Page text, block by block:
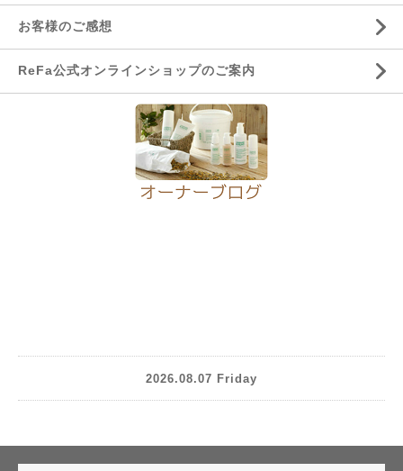
お客様のご感想
ReFa公式オンラインショップのご案内
2026.08.07 Friday